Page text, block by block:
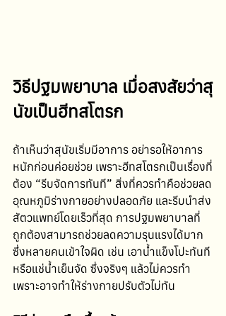
วิธีปฐมพยาบาล เมื่อสงสัยว่าสุ
นัขเป็นฮีทสโตรก
ถ้าเห็นว่าสุนัขเริ่มมีอาการ อย่ารอให้อาการ
หนักก่อนค่อยช่วย เพราะฮีทสโตรกเป็นเรื่องที่
ต้อง “รีบจัดการทันที” สิ่งที่ควรทำคือช่วยลด
อุณหภูมิร่างกายอย่างปลอดภัย และรีบนำส่ง
สัตวแพทย์โดยเร็วที่สุด การปฐมพยาบาลที่
ถูกต้องสามารถช่วยลดความรุนแรงได้มาก
ซึ่งหลายคนเข้าใจผิด เช่น เอาน้ำแข็งโปะทันที
หรือแช่น้ำเย็นจัด ซึ่งจริงๆ แล้วไม่ควรทำ
เพราะอาจทำให้ร่างกายปรับตัวไม่ทัน